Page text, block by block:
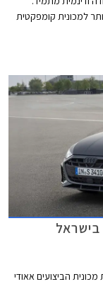
למכונית קומפקטית
הביצועים אאודי